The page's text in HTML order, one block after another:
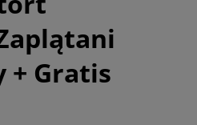
+ Gratis